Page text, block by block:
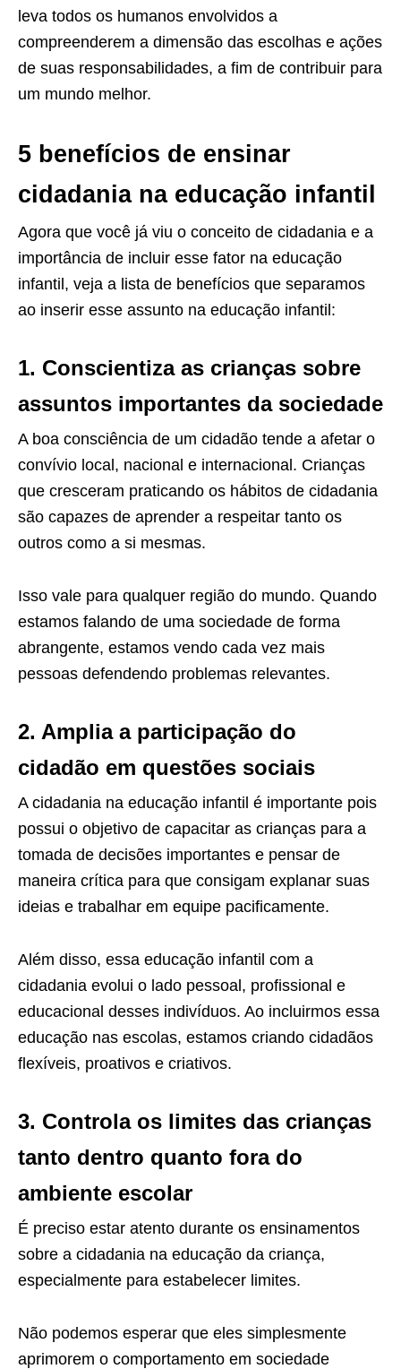
leva todos os humanos envolvidos a
compreenderem a dimensão das escolhas e ações
de suas responsabilidades, a fim de contribuir para
um mundo melhor.
5 benefícios de ensinar
cidadania na educação infantil
Agora que você já viu o conceito de cidadania e a
importância de incluir esse fator na educação
infantil, veja a lista de benefícios que separamos
ao inserir esse assunto na educação infantil:
1. Conscientiza as crianças sobre
assuntos importantes da sociedade
A boa consciência de um cidadão tende a afetar o
convívio local, nacional e internacional. Crianças
que cresceram praticando os hábitos de cidadania
são capazes de aprender a respeitar tanto os
outros como a si mesmas.
Isso vale para qualquer região do mundo. Quando
estamos falando de uma sociedade de forma
abrangente, estamos vendo cada vez mais
pessoas defendendo problemas relevantes.
2. Amplia a participação do
cidadão em questões sociais
A cidadania na educação infantil é importante pois
possui o objetivo de capacitar as crianças para a
tomada de decisões importantes e pensar de
maneira crítica para que consigam explanar suas
ideias e trabalhar em equipe pacificamente.
Além disso, essa educação infantil com a
cidadania evolui o lado pessoal, profissional e
educacional desses indivíduos. Ao incluirmos essa
educação nas escolas, estamos criando cidadãos
flexíveis, proativos e criativos.
3. Controla os limites das crianças
tanto dentro quanto fora do
ambiente escolar
É preciso estar atento durante os ensinamentos
sobre a cidadania na educação da criança,
especialmente para estabelecer limites.
Não podemos esperar que eles simplesmente
aprimorem o comportamento em sociedade